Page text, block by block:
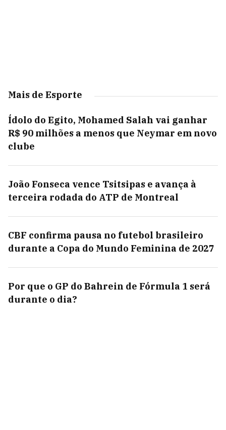
Mais de Esporte
Ídolo do Egito, Mohamed Salah vai ganhar
R$ 90 milhões a menos que Neymar em novo
clube
João Fonseca vence Tsitsipas e avança à
terceira rodada do ATP de Montreal
CBF confirma pausa no futebol brasileiro
durante a Copa do Mundo Feminina de 2027
Por que o GP do Bahrein de Fórmula 1 será
durante o dia?